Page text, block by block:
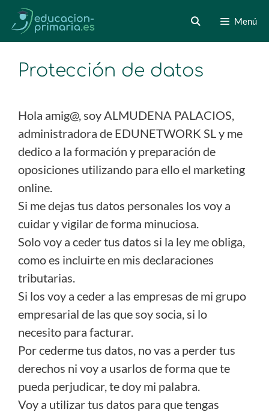
Menú
Protección de datos
Hola amig@, soy ALMUDENA PALACIOS,
administradora de EDUNETWORK SL y me
dedico a la formación y preparación de
oposiciones utilizando para ello el marketing
online.
Si me dejas tus datos personales los voy a
cuidar y vigilar de forma minuciosa.
Solo voy a ceder tus datos si la ley me obliga,
como es incluirte en mis declaraciones
tributarias.
Si los voy a ceder a las empresas de mi grupo
empresarial de las que soy socia, si lo
necesito para facturar.
Por cederme tus datos, no vas a perder tus
derechos ni voy a usarlos de forma que te
pueda perjudicar, te doy mi palabra.
Voy a utilizar tus datos para que tengas